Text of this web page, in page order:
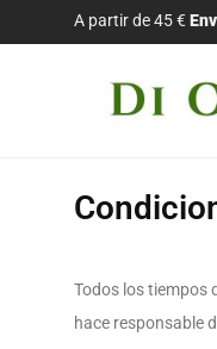
A partir de 45 €
Todos los tiempos
hace responsable